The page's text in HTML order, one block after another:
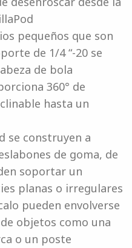
pequeños que son
de 1/4 “-20 se
de bola
360° de
hasta un
se construyen a
de goma, de
soportar un
planas o irregulares
pueden envolverse
objetos como una
o un poste